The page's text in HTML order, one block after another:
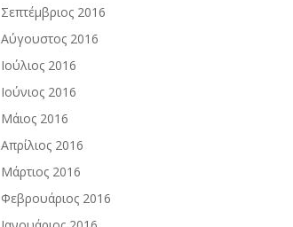
Σεπτέμβριος 2016
Αύγουστος 2016
Ιούλιος 2016
Ιούνιος 2016
Μάιος 2016
Απρίλιος 2016
Μάρτιος 2016
Φεβρουάριος 2016